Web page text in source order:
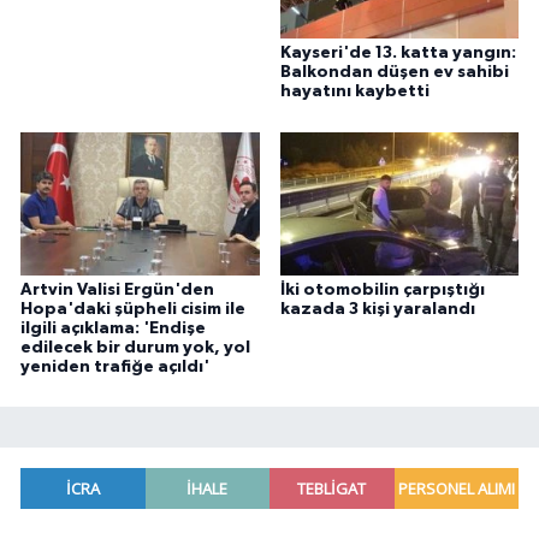
Kayseri'de 13. katta yangın:
Balkondan düşen ev sahibi
hayatını kaybetti
Artvin Valisi Ergün'den
Hopa'daki şüpheli cisim ile
ilgili açıklama: 'Endişe
edilecek bir durum yok, yol
yeniden trafiğe açıldı'
İki otomobilin çarpıştığı
kazada 3 kişi yaralandı